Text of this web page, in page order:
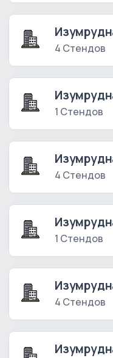
4 Стендов
1 Стендов
4 Стендов
1 Стендов
4 Стендов